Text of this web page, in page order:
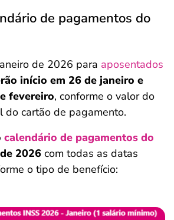
de pagamentos do
de 2026 para aposentados
início em 26 de janeiro e
fevereiro, conforme o valor do
do cartão de pagamento.
calendário de pagamentos do
2026 com todas as datas
o tipo de benefício: